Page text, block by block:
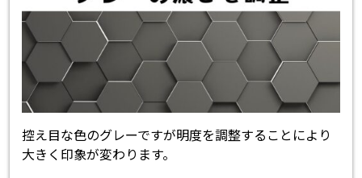
控え目な色のグレーですが明度を調整することにより
大きく印象が変わります。